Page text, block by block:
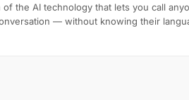
the AI technology that lets you call
— without knowing their